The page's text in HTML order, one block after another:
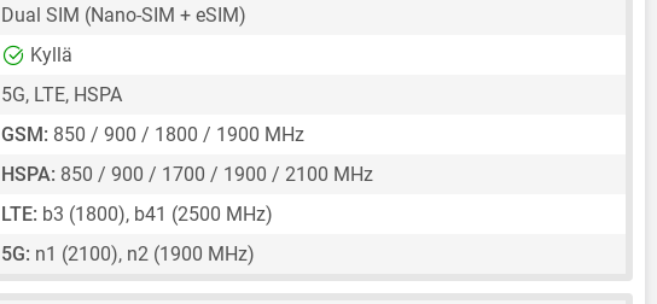
Dual SIM (Nano-SIM + eSIM)
Kyllä
5G, LTE, HSPA
GSM: 850 / 900 / 1800 / 1900 MHz
HSPA: 850 / 900 / 1700 / 1900 / 2100 MHz
LTE: b3 (1800), b41 (2500 MHz)
5G: n1 (2100), n2 (1900 MHz)